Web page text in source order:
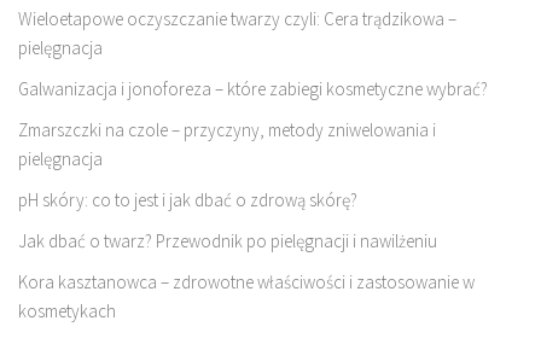
Wieloetapowe oczyszczanie twarzy czyli: Cera trądzikowa –
pielęgnacja
Galwanizacja i jonoforeza – które zabiegi kosmetyczne wybrać?
Zmarszczki na czole – przyczyny, metody zniwelowania i
pielęgnacja
pH skóry: co to jest i jak dbać o zdrową skórę?
Jak dbać o twarz? Przewodnik po pielęgnacji i nawilżeniu
Kora kasztanowca – zdrowotne właściwości i zastosowanie w
kosmetykach